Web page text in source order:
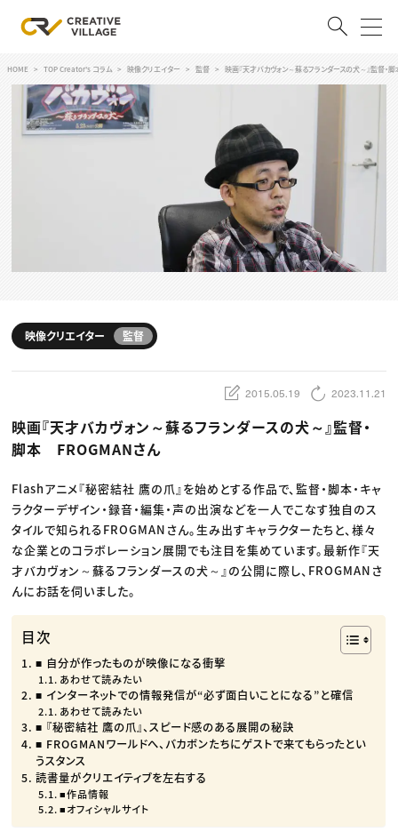
ログイン
クリエイター求人を探す
CREATIVE JOB求人検索
採用説明会
スキルアップしたい！
デザイン
編集・ライティング
マーケティング
ディレクション
業界解説・キャリア事情
TOP Creator’s コラム
Webクリエイター
アプリクリエイター
ゲームクリエイター
映像クリエイター
クリエイターインタビュー
C＆R Magazine
セミナー
ニュース・トレンド トップ
Web
映像
ゲーム・エンタメ
広告
出版
CREATIVE VILLAGEからのお知らせ
HOME TOP Creator's コラム 映像クリエイター 監督 映画『天才バカヴォン～蘇るフランダースの犬～』監督
映像クリエイター 監督
2015.05.19 2023.11.21
映画『天才バカヴォン～蘇るフランダースの犬～』監督・
脚本 FROGMANさん
Flashアニメ『秘密結社 鷹の爪』を始めとする作品で、監督・脚本・キャ
ラクターデザイン・録音・編集・声の出演などを一人でこなす独自のス
タイルで知られるFROGMANさん。生み出すキャラクターたちと、様々
な企業とのコラボレーション展開でも注目を集めています。最新作『天
才バカヴォン～蘇るフランダースの犬～』の公開に際し、FROGMANさ
んにお話を伺いました。
目次
■ 自分が作ったものが映像になる衝撃
あわせて読みたい
■ インターネットでの情報発信が“必ず面白いことになる”と確信
あわせて読みたい
■ 『秘密結社 鷹の爪』、スピード感のある展開の秘訣
■ FROGMANワールドへ、バカボンたちにゲストで来てもらったとい
うスタンス
読書量がクリエイティブを左右する
■作品情報
■オフィシャルサイト